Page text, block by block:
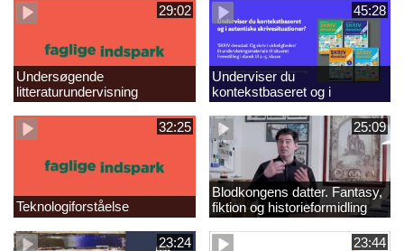
29:02
Undersøgende
litteraturundervisning
45:28
Underviser du
kontekstbaseret og i
autentiske skrivesituationer?
32:25
Teknologiforståelse
25:09
Blodkongens datter. Fantasy,
fiktion og historieformidling
23:24 23:44